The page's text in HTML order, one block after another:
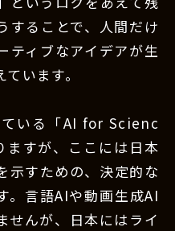
することで、人間だけ
ティブなアイデアが生
います。
ている「AI for Scienc
すが、ここには日本
示すための、決定的な
。言語AIや動画生成AI
せんが、日本にはライ